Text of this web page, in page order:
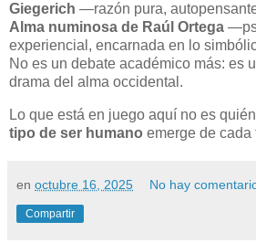
Giegerich —razón pura,
Alma numinosa de Raúl Ortega
experiencial, encarnada en lo
No es un debate académico más: es
drama del alma occidental.
Lo que está en juego aquí no es
tipo de ser humano emerge de cada
en octubre 16, 2025 No hay
Compartir